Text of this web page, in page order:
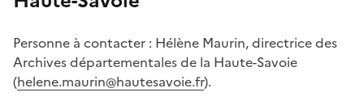
Personne à contacter : Hélène Maurin, directrice des
Archives départementales de la Haute-Savoie
(helene.maurin@hautesavoie.fr).